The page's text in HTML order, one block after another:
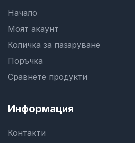
Начало
Моят акаунт
Количка за пазаруване
Поръчка
Сравнете продукти
Информация
Контакти